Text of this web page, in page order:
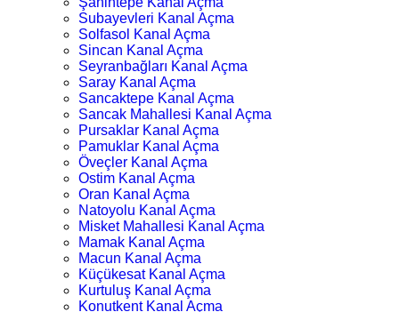
Subayevleri Kanal Açma
Solfasol Kanal Açma
Sincan Kanal Açma
Seyranbağları Kanal Açma
Saray Kanal Açma
Sancaktepe Kanal Açma
Sancak Mahallesi Kanal Açma
Pursaklar Kanal Açma
Pamuklar Kanal Açma
Öveçler Kanal Açma
Ostim Kanal Açma
Oran Kanal Açma
Natoyolu Kanal Açma
Misket Mahallesi Kanal Açma
Mamak Kanal Açma
Macun Kanal Açma
Küçükesat Kanal Açma
Kurtuluş Kanal Açma
Konutkent Kanal Açma